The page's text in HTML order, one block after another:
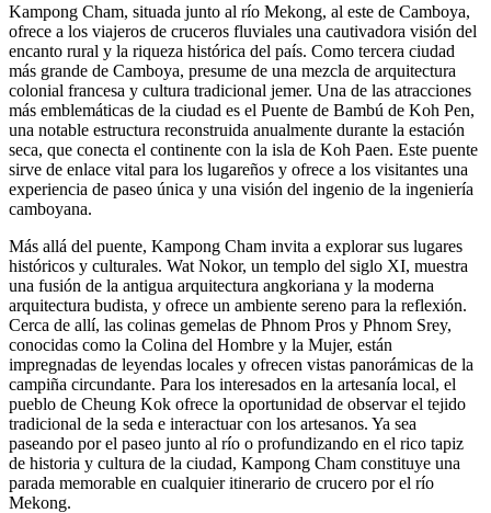
Kampong Cham, situada junto al río Mekong, al este de Camboya,
ofrece a los viajeros de cruceros fluviales una cautivadora visión del
encanto rural y la riqueza histórica del país. Como tercera ciudad
más grande de Camboya, presume de una mezcla de arquitectura
colonial francesa y cultura tradicional jemer. Una de las atracciones
más emblemáticas de la ciudad es el Puente de Bambú de Koh Pen,
una notable estructura reconstruida anualmente durante la estación
seca, que conecta el continente con la isla de Koh Paen. Este puente
sirve de enlace vital para los lugareños y ofrece a los visitantes una
experiencia de paseo única y una visión del ingenio de la ingeniería
camboyana.
Más allá del puente, Kampong Cham invita a explorar sus lugares
históricos y culturales. Wat Nokor, un templo del siglo XI, muestra
una fusión de la antigua arquitectura angkoriana y la moderna
arquitectura budista, y ofrece un ambiente sereno para la reflexión.
Cerca de allí, las colinas gemelas de Phnom Pros y Phnom Srey,
conocidas como la Colina del Hombre y la Mujer, están
impregnadas de leyendas locales y ofrecen vistas panorámicas de la
campiña circundante. Para los interesados en la artesanía local, el
pueblo de Cheung Kok ofrece la oportunidad de observar el tejido
tradicional de la seda e interactuar con los artesanos. Ya sea
paseando por el paseo junto al río o profundizando en el rico tapiz
de historia y cultura de la ciudad, Kampong Cham constituye una
parada memorable en cualquier itinerario de crucero por el río
Mekong.